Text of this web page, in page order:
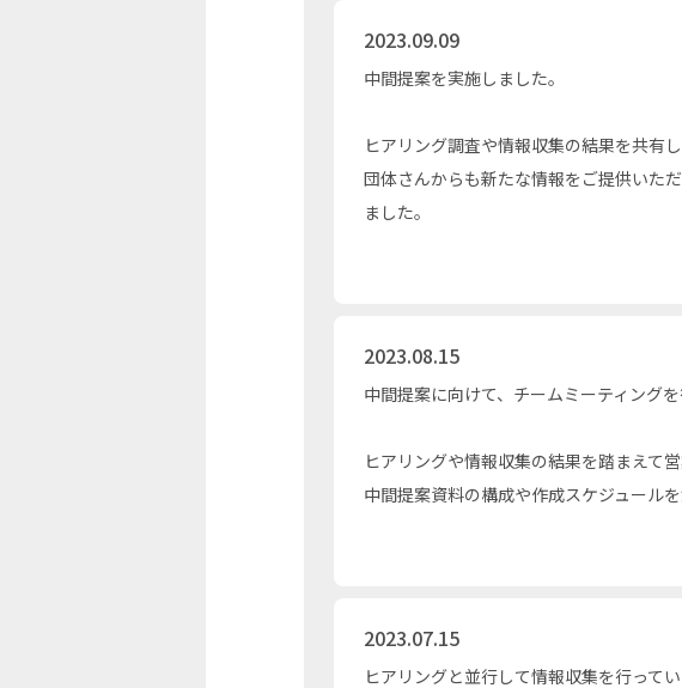
2023.09.09
中間提案を実施しました。
ヒアリング調査や情報収集の結果を共有
団体さんからも新たな情報をご提供いた
ました。
2023.08.15
中間提案に向けて、チームミーティングを
ヒアリングや情報収集の結果を踏まえて
中間提案資料の構成や作成スケジュール
2023.07.15
ヒアリングと並行して情報収集を行ってい